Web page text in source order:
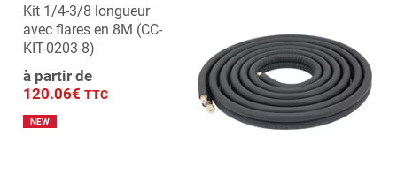
Kit 1/4-3/8 longueur
avec flares en 8M (CC-
KIT-0203-8)
à partir de
120.06€ TTC
NEW